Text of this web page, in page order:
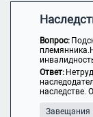
Вопрос:
Ответ:
наследстве.
Завещания